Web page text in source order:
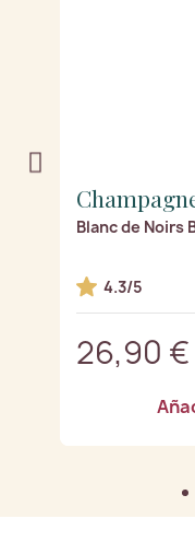
Blanc de Noirs
4.3/5
26,90 €